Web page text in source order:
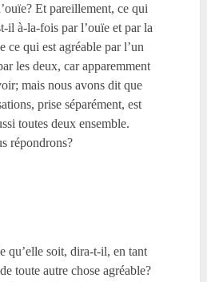
Et pareillement, ce qui
il à-la-fois par l’ouïe et par la
ce qui est agréable par l’un
les deux, car apparemment
mais nous avons dit que
prise séparément, est
toutes deux ensemble.
répondrons?
qu’elle soit, dira-t-il, en tant
toute autre chose agréable?